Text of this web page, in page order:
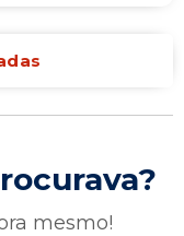
mesmo!